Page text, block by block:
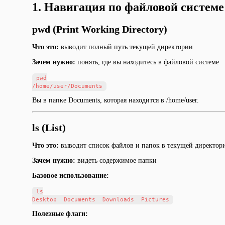
1. Навигация по файловой системе
pwd (Print Working Directory)
Что это: выводит полный путь текущей директории
Зачем нужно: понять, где вы находитесь в файловой системе
pwd
Вы в папке Documents, которая находится в /home/user.
ls (List)
Что это: выводит список файлов и папок в текущей
Зачем нужно: видеть содержимое папки
Базовое использование:
ls
Полезные флаги: